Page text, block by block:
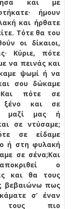
και με
ήμουν
και ήρθατε
Τότε θα του
οι δίκαιοι,
Κύριε, πότε
να πεινάς και
ψωμί ή να
σου δώκαμε
πότε σε
ξένο και σε
μαζί μας ή
σε ντύσαμε;
σε είδαμε
ή στη φυλακή
σε σένα;Και
ο
και θα τους
βεβαιώνω πως
σ’ έναν
πιο